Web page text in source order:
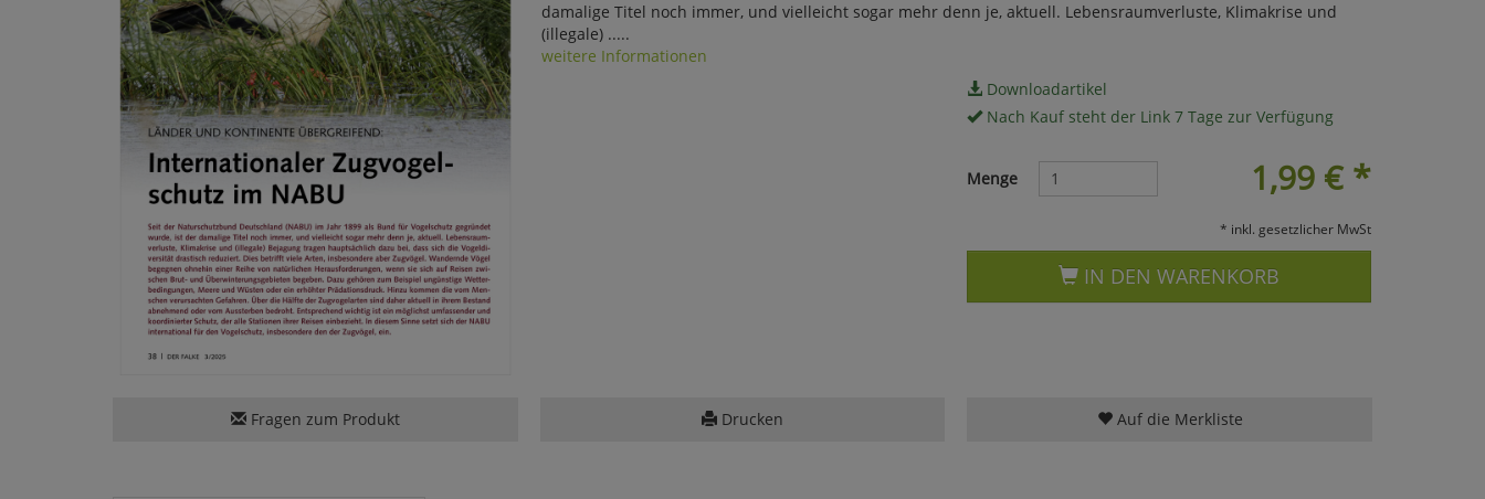
damalige Titel noch immer, und vielleicht sogar mehr denn je, aktuell. Lebensraumverluste, Klimakrise und
(illegale) .....
weitere Informationen
Downloadartikel
Nach Kauf steht der Link 7 Tage zur Verfügung
1,99 €*
Menge
* inkl. gesetzlicher MwSt
IN DEN WARENKORB
Fragen zum Produkt Drucken Auf die Merkliste